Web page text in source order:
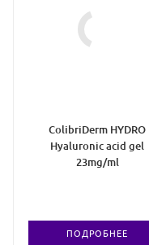
ColibriDerm HYDRO
Hyaluronic acid gel
23mg/ml
ПОДРОБНЕЕ